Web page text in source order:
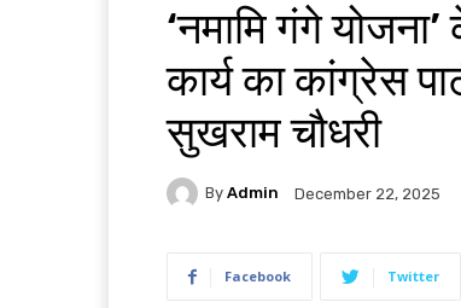
‘नमामि गंगे
कार्य का कांग्रेस
सुखराम चौधरी
By Admin December 22, 2025
Facebook Twitter